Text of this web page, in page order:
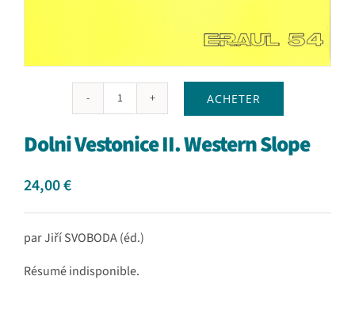
quantité
Dolni
Slope
ACHETER
Dolni Vestonice II. Western Slope
24,00€
par Jiří SVOBODA (éd.)
Résumé indisponible.